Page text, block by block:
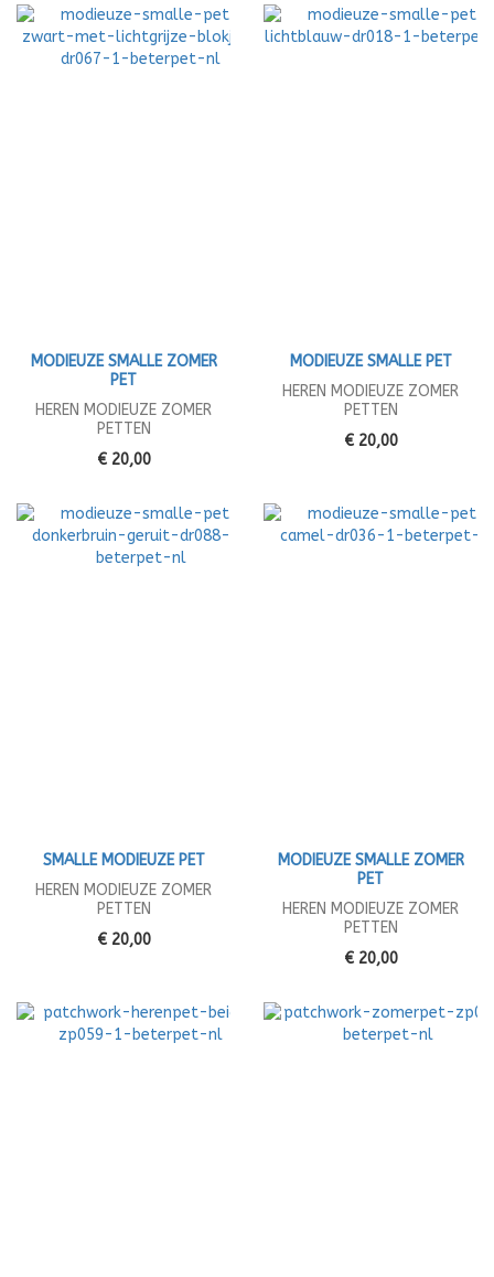
MODIEUZE SMALLE ZOMER
PET
HEREN MODIEUZE ZOMER
PETTEN
€ 20,00
MODIEUZE SMALLE PET
HEREN MODIEUZE ZOMER
PETTEN
€ 20,00
SMALLE MODIEUZE PET
HEREN MODIEUZE ZOMER
PETTEN
€ 20,00
MODIEUZE SMALLE ZOMER
PET
HEREN MODIEUZE ZOMER
PETTEN
€ 20,00